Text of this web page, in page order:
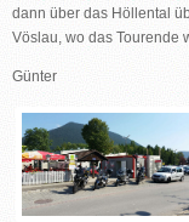
dann über das Höllental
Vöslau, wo das Tourende
Günter